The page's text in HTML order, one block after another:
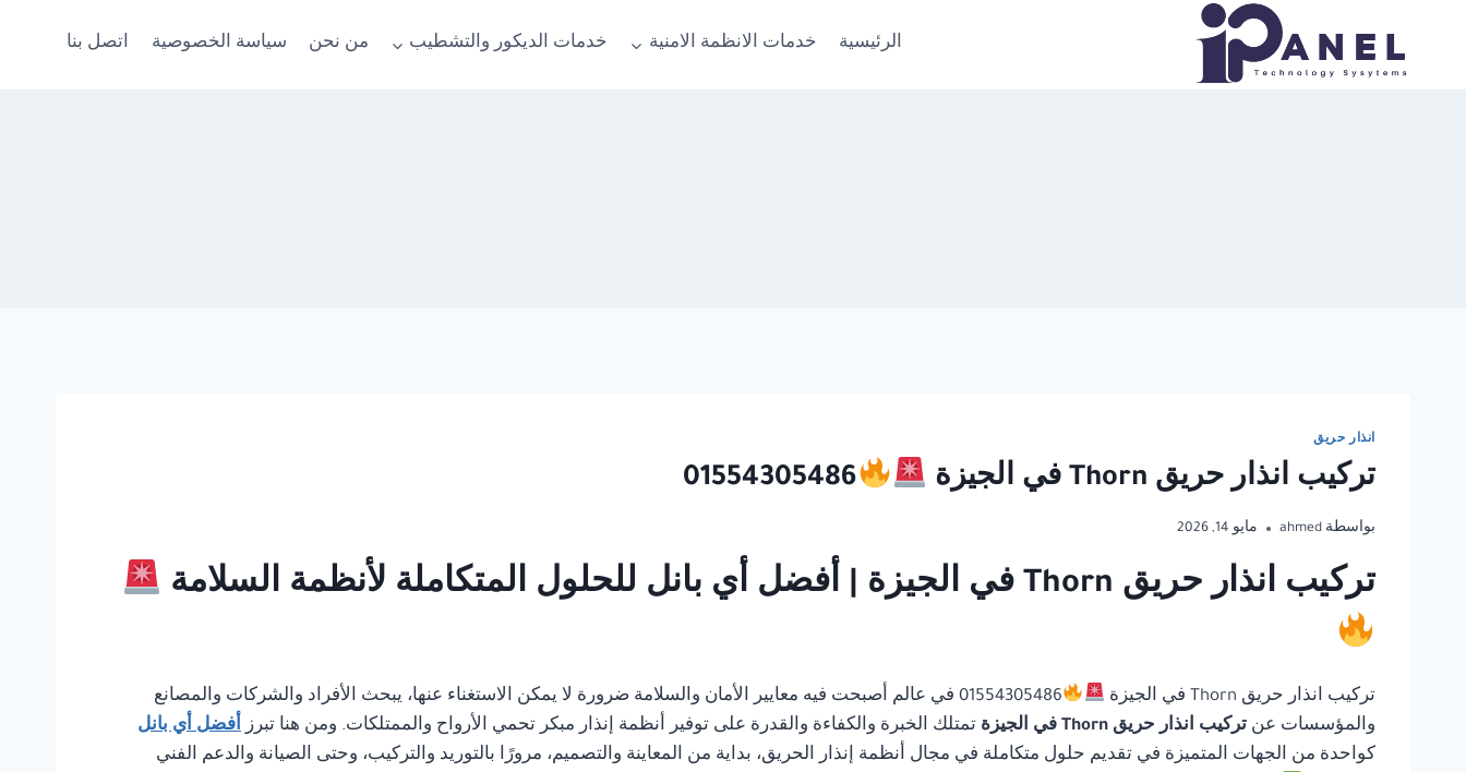
المحتوى
الرئيسية خدمات الانظمة الامنية خدمات الديكور والتشطيب من نحن سياسة الخصوصية اتصل بنا
انذار حريق
تركيب انذار حريق Thorn في الجيزة 01554305486
بواسطة ahmed مايو 14, 2026
تركيب انذار حريق Thorn في الجيزة | أفضل أي بانل للحلول المتكاملة لأنظمة السلامة
تركيب انذار حريق Thorn في الجيزة
01554305486 في عالم أصبحت فيه معايير الأمان والسلامة ضرورة لا يمكن الاستغناء عنها، يبحث الأفراد والشركات والمصانع
والمؤسسات عن تركيب انذار حريق Thorn في الجيزة تمتلك الخبرة والكفاءة والقدرة على توفير أنظمة إنذار مبكر تحمي الأرواح والممتلكات. ومن هنا تبرز أفضل أي بانل
كواحدة من الجهات المتميزة في تقديم حلول متكاملة في مجال أنظمة إنذار الحريق، بداية من المعاينة والتصميم، مرورًا بالتوريد والتركيب، وحتى الصيانة والدعم الفني